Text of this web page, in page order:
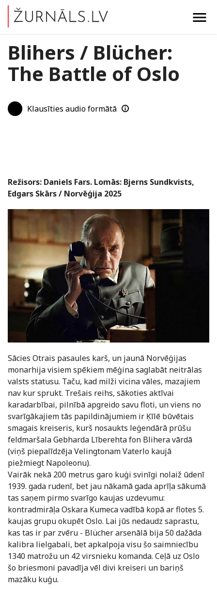
menu
Blihers / Blücher:
The Battle of Oslo
Klausīties audio formātā
Režisors: Daniels Fars. Lomās: Bjerns Sundkvists,
Edgars Skārs / Norvēģija 2025
Sācies Otrais pasaules karš, un jaunā Norvēģijas
monarhija visiem spēkiem mēģina saglabāt neitrālas
valsts statusu. Taču, kad milži vicina vāles, mazajiem
nav kur sprukt. Trešais reihs, sākoties aktīvai
karadarbībai, pilnībā apgreido savu floti, un viens no
svarīgākajiem tās papildinājumiem ir Ķīlē būvētais
smagais kreiseris, kurš nosaukts leģendārā prūšu
feldmaršala Gebharda Līberehta fon Blihera vārdā
(viņš piepalīdzēja Velingtonam Vaterlo kaujā
piežmiegt Napoleonu).
Vairāk nekā 200 metrus garo kuģi svinīgi nolaiž ūdenī
1939. gada rudenī, bet jau nākamā gada aprīļa sākumā
tas saņem pirmo svarīgo kaujas uzdevumu:
kontradmirāļa Oskara Kumeca vadībā kopā ar flotes 5.
kaujas grupu okupēt Oslo. Lai jūs nedaudz saprastu,
kas tas ir par zvēru - Blücher arsenālā bija 50 dažāda
kalibra lielgabali, bet apkalpoja visu šo saimniecību
1340 matrožu un 42 virsnieku komanda. Ceļā uz Oslo
šo briesmoni pavadīja vēl divi kreiseri un bariņš
mazāku kuģu.